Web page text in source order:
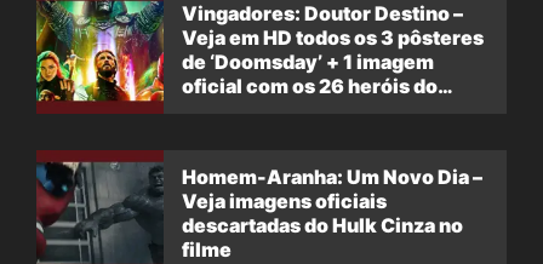
Vingadores: Doutor Destino –
Veja em HD todos os 3 pôsteres
de ‘Doomsday’ + 1 imagem
oficial com os 26 heróis do
Homem-Aranha: Um Novo Dia –
Veja imagens oficiais
descartadas do Hulk Cinza no
filme